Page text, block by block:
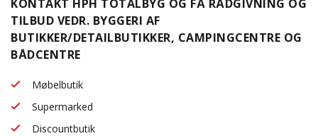
KONTAKT HPH TOTALBYG OG FÅ RÅDGIVNING OG
TILBUD VEDR. BYGGERI AF
BUTIKKER/DETAILBUTIKKER, CAMPINGCENTRE OG
BÅDCENTRE
Møbelbutik
Supermarked
Discountbutik